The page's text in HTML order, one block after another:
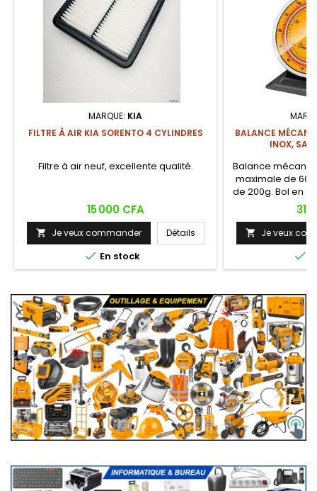
MARQUE: KIA
FILTRE À AIR KIA SORENTO 4 CYLINDRES
Filtre à air neuf, excellente qualité.
Prix
15 000 CFA
 Je veux commander Détails
 En stock
BALANCE
INOX,
Balance
maximale de 60
de 200g. Bol en
mm de
électrique
pour un
Prix
31
 Je veux
